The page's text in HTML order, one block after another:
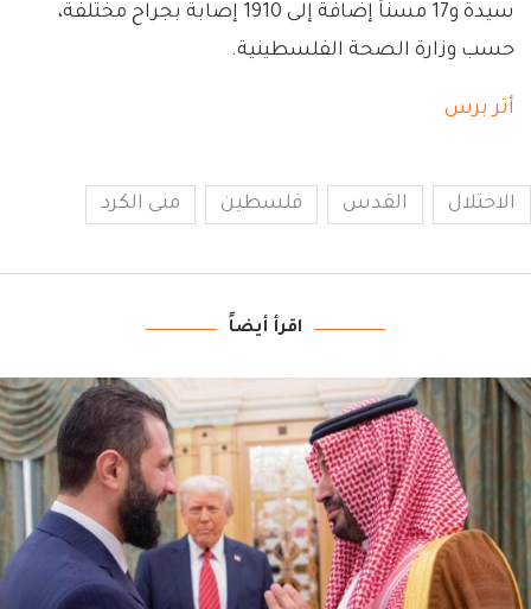
سيدة و17 مسناً إضافة إلى 1910 إصابة بجراح مختلفة،
حسب وزارة الصحة الفلسطينية.
أثر برس
الاحتلال القدس فلسطين منى الكرد
اقرأ أيضاً